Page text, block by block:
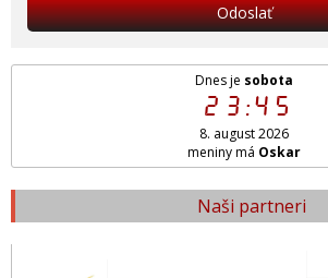
Odoslať
Dnes je sobota
23:45
8. august 2026
meniny má Oskar
Naši partneri